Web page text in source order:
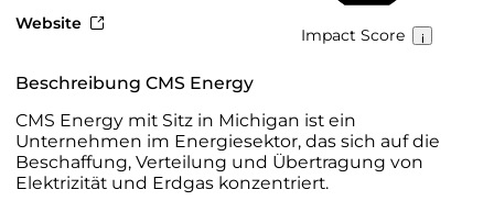
Website
Impact Score
Beschreibung CMS Energy
CMS Energy mit Sitz in Michigan ist ein
Unternehmen im Energiesektor, das sich auf die
Beschaffung, Verteilung und Übertragung von
Elektrizität und Erdgas konzentriert.